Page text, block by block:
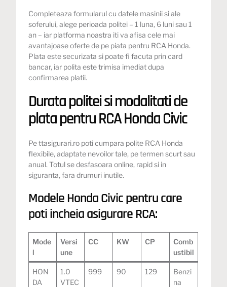
Completeaza formularul cu datele masinii si ale
soferului, alege perioada politei – 1 luna, 6 luni sau 1
an – iar platforma noastra iti va afisa cele mai
avantajoase oferte de pe piata pentru RCA Honda.
Plata este securizata si poate fi facuta prin card
bancar, iar polita este trimisa imediat dupa
confirmarea platii.
Durata politei si modalitati de
plata pentru RCA Honda Civic
Pe ttasigurari.ro poti cumpara polite RCA Honda
flexibile, adaptate nevoilor tale, pe termen scurt sau
anual. Totul se desfasoara online, rapid si in
siguranta, fara drumuri inutile.
Modele Honda Civic pentru care
poti incheia asigurare RCA:
Mode
l
Versi
une
CC KW CP
Comb
ustibil
HON
DA
1.0
VTEC
999 90 129
Benzi
na